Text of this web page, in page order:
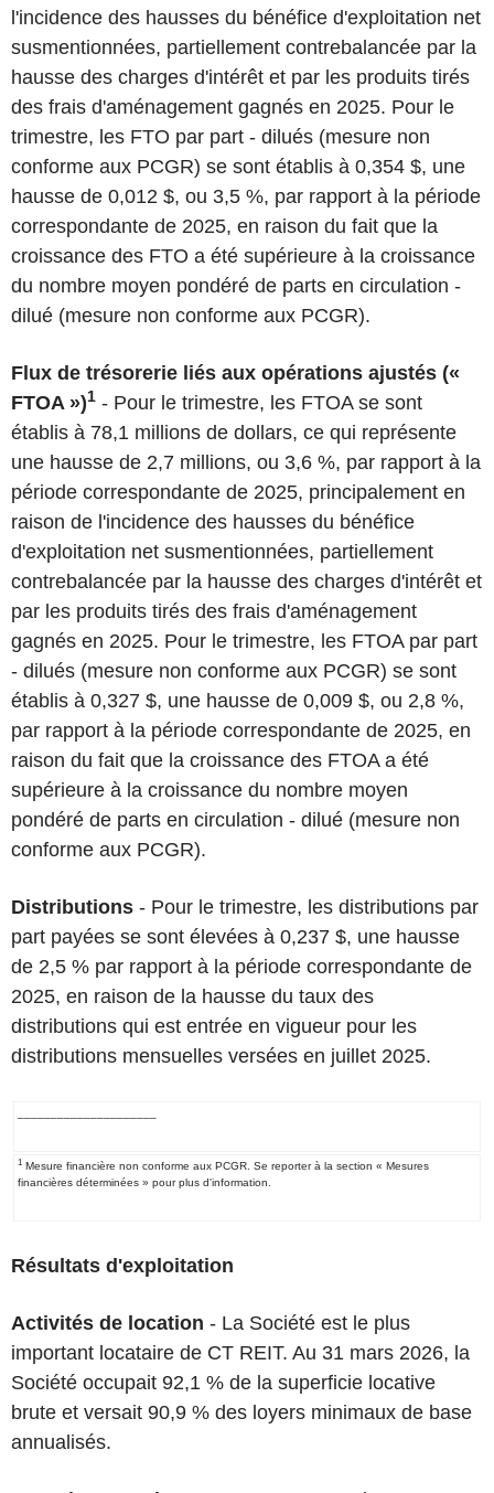
l'incidence des hausses du bénéfice d'exploitation net
susmentionnées, partiellement contrebalancée par la
hausse des charges d'intérêt et par les produits tirés
des frais d'aménagement gagnés en 2025. Pour le
trimestre, les FTO par part - dilués (mesure non
conforme aux PCGR) se sont établis à 0,354 $, une
hausse de 0,012 $, ou 3,5 %, par rapport à la période
correspondante de 2025, en raison du fait que la
croissance des FTO a été supérieure à la croissance
du nombre moyen pondéré de parts en circulation -
dilué (mesure non conforme aux PCGR).
Flux de trésorerie liés aux opérations ajustés («
FTOA»)1 - Pour le trimestre, les FTOA se sont
établis à 78,1 millions de dollars, ce qui représente
une hausse de 2,7 millions, ou 3,6 %, par rapport à la
période correspondante de 2025, principalement en
raison de l'incidence des hausses du bénéfice
d'exploitation net susmentionnées, partiellement
contrebalancée par la hausse des charges d'intérêt et
par les produits tirés des frais d'aménagement
gagnés en 2025. Pour le trimestre, les FTOA par part
- dilués (mesure non conforme aux PCGR) se sont
établis à 0,327 $, une hausse de 0,009 $, ou 2,8 %,
par rapport à la période correspondante de 2025, en
raison du fait que la croissance des FTOA a été
supérieure à la croissance du nombre moyen
pondéré de parts en circulation - dilué (mesure non
conforme aux PCGR).
Distributions - Pour le trimestre, les distributions par
part payées se sont élevées à 0,237 $, une hausse
de 2,5 % par rapport à la période correspondante de
2025, en raison de la hausse du taux des
distributions qui est entrée en vigueur pour les
distributions mensuelles versées en juillet 2025.
1Mesure financière non conforme aux PCGR. Se reporter à la section « Mesures
financières déterminées » pour plus d'information.
Résultats d'exploitation
Activités de location - La Société est le plus
important locataire de CT REIT. Au 31 mars 2026, la
Société occupait 92,1 % de la superficie locative
brute et versait 90,9 % des loyers minimaux de base
annualisés.